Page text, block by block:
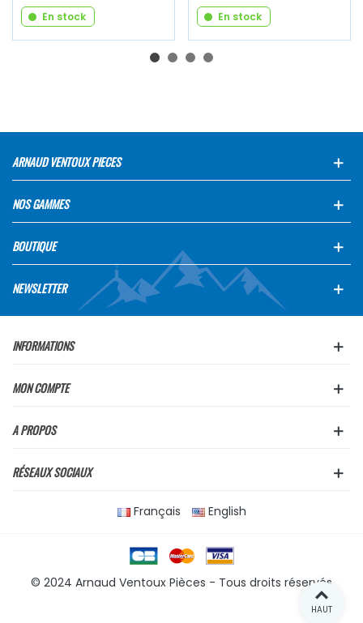
En stock En stock
ARNAUD VENTOUX PIECES
NOS GAMMES
BOUTIQUE
NEWSLETTER
INFORMATIONS
MON COMPTE
A PROPOS
RÉSEAUX SOCIAUX
Français English
© 2024 Arnaud Ventoux Pièces - Tous droits réservés
HAUT